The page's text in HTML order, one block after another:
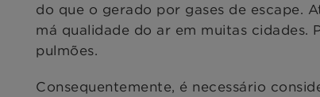
do que o gerado por gases de escape.
má qualidade do ar em muitas
pulmões.
Consequentemente, é necessário